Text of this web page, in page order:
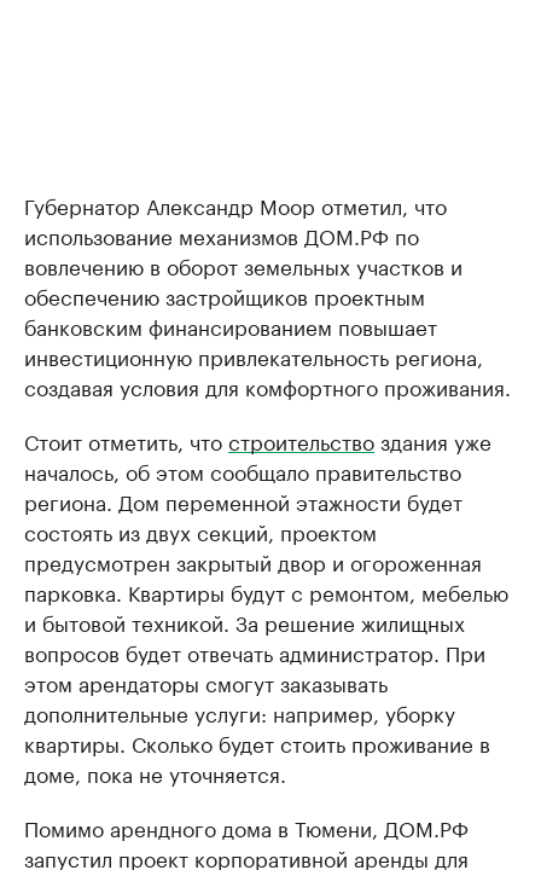
Губернатор Александр Моор отметил, что
использование механизмов ДОМ.РФ по
вовлечению в оборот земельных участков и
обеспечению застройщиков проектным
банковским финансированием повышает
инвестиционную привлекательность региона,
создавая условия для комфортного проживания.
Стоит отметить, чтостроительствоздания уже
началось, об этом сообщало правительство
региона. Дом переменной этажности будет
состоять из двух секций, проектом
предусмотрен закрытый двор и огороженная
парковка. Квартиры будут с ремонтом, мебелью
и бытовой техникой. За решение жилищных
вопросов будет отвечать администратор. При
этом арендаторы смогут заказывать
дополнительные услуги: например, уборку
квартиры. Сколько будет стоить проживание в
доме, пока не уточняется.
Помимо арендного дома в Тюмени, ДОМ.РФ
запустил проект корпоративной аренды для